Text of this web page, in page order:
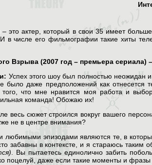
это актер, который в свои 35 имеет
в числе его фильмографии такие хиты
Взрыва (2007 год – премьера сериала)
Успех этого шоу был полностью неожидан
было даже предположений как отнесется
того, что мне нравится моя работа и
команда! Обожаю их!
весь сюжет строился вокруг вашего
не в центре внимания?
любимыми эпизодами являются те, в
забавны в контексте, и я стараюсь
. Вы пытаетесь единолично забить
поцелуй, даже если такие моменты и